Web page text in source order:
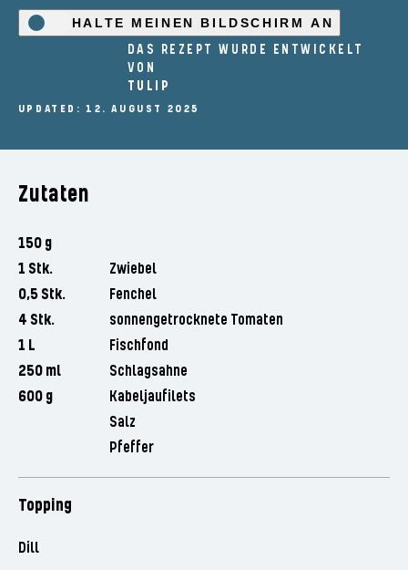
HALTE MEINEN BILDSCHIRM AN
DAS REZEPT WURDE ENTWICKELT
VON
TULIP
UPDATED: 12. AUGUST 2025
Zutaten
150 g
1 Stk.
Zwiebel
0,5 Stk.
Fenchel
4 Stk.
sonnengetrocknete Tomaten
1 L
Fischfond
250 ml
Schlagsahne
600 g
Kabeljaufilets
Salz
Pfeffer
Topping
Dill